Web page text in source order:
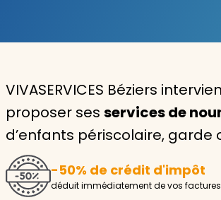
Aide à la personne
Seniors
Handicaps
Voir tous les services
VIVASERVICES Béziers
proposer ses services de
d’enfants périscolaire, garde
-50% de crédit d'impôt
déduit immédiatement de vos factures